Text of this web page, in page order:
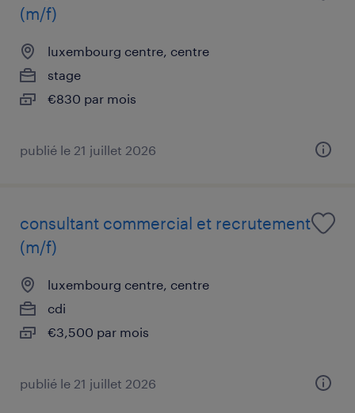
(m/f)
luxembourg centre, centre
stage
€830 par mois
publié le 21 juillet 2026
consultant commercial et recrutement
(m/f)
luxembourg centre, centre
cdi
€3,500 par mois
publié le 21 juillet 2026